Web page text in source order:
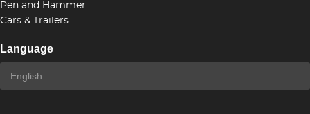
Pen and Hammer
Cars & Trailers
Language